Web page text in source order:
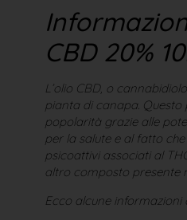
CBD 20%
L’olio CBD, o
pianta di canapa.
popolarità grazie alle
per la salute e al fatto
psicoattivi associati al
altro composto presente
Ecco alcune informazioni